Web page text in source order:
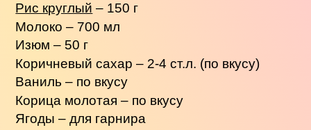
Рис круглый – 150 г
Молоко – 700 мл
Изюм – 50 г
Коричневый сахар – 2-4 ст.л. (по вкусу)
Ваниль – по вкусу
Корица молотая – по вкусу
Ягоды – для гарнира